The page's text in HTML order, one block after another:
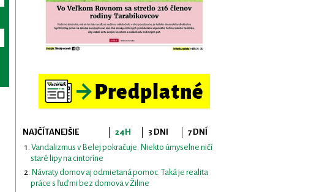
NAJČÍTANEJŠIE 24H 3 DNI
7 DNÍ
Vandalizmus v Belej pokračuje. Niekto úmyselne ničí
staré lipy na cintoríne
Návraty domov aj odmietaná pomoc. Taká je realita
práce s ľuďmi bez domova v Žiline